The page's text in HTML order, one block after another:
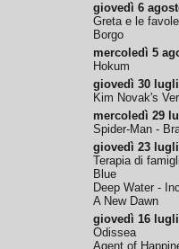
giovedì 6
Greta e le
Borgo
mercoledì 5
Hokum
giovedì 30
Kim Novak's
mercoledì 29
Spider-Man -
giovedì 23
Terapia di
Blue
Deep Water -
A New Dawn
giovedì 16
Odissea
Agent of